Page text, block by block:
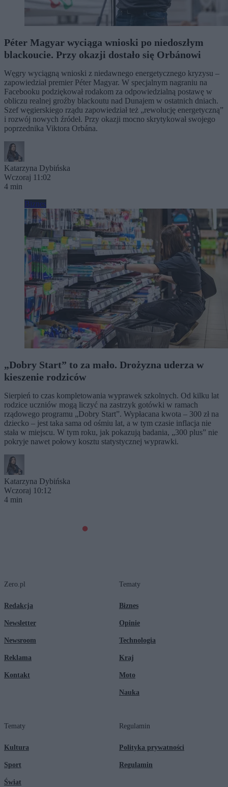
Péter Magyar wyciąga wnioski po niedoszłym
blackoucie. Przy okazji dostało się Orbánowi
Węgry wyciągną wnioski z niedawnego energetycznego kryzysu –
zapowiedział premier Péter Magyar. W specjalnym nagraniu na
Facebooku podziękował rodakom za odpowiedzialną postawę w
obliczu realnej groźby blackoutu nad Dunajem w ostatnich dniach.
Szef węgierskiego rządu zapowiedział też „rewolucję energetyczną”
i rozwój nowych źródeł. Przy okazji mocno skrytykował swojego
poprzednika Viktora Orbána.
Katarzyna Dybińska
Wczoraj 11:02
4 min
Biznes
„Dobry Start” to za mało. Drożyzna uderza w
kieszenie rodziców
Sierpień to czas kompletowania wyprawek szkolnych. Od kilku lat
rodzice uczniów mogą liczyć na zastrzyk gotówki w ramach
rządowego programu „Dobry Start”. Wypłacana kwota – 300 zł na
dziecko – jest taka sama od ośmiu lat, a w tym czasie inflacja nie
stała w miejscu. W tym roku, jak pokazują badania, „300 plus” nie
pokryje nawet połowy kosztu statystycznej wyprawki.
Katarzyna Dybińska
Wczoraj 10:12
4 min
Zero.pl
Redakcja
Newsletter
Newsroom
Reklama
Kontakt
Tematy
Biznes
Opinie
Technologia
Kraj
Moto
Nauka
Tematy
Kultura
Sport
Świat
Regulamin
Polityka prywatności
Regulamin